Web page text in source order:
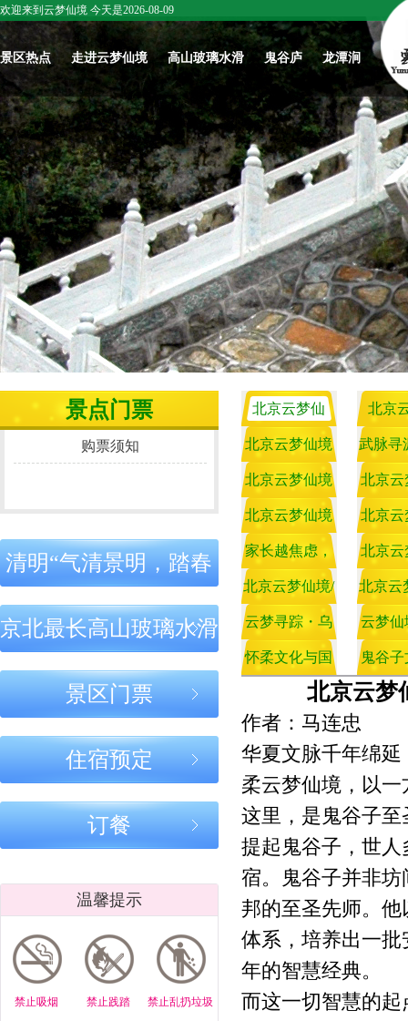
欢迎来到云梦仙境 今天是2026-08-09
景区热点
五一来云梦仙
境！赴一场山
野花海与心跳
冒险之约
庆六一，爱与
温暖共传递
最新活动
往期活动
景区新闻
北京云梦仙境
《祈愿记》
走进云梦仙境
春日开漂|北京
云梦仙境，高
山玻璃水滑踏
春上线啦！
关于我们
怀柔文化
云梦文化
名家作品赏
仙境赋
春日开漂|北京
云梦仙境，高
山玻璃水滑踏
春上线啦！
云梦仙境雪景
欣赏
云梦仙境讲坛3
云梦仙境讲坛1
仙境讲坛2
高山玻璃水滑 鬼谷庐
北京云梦仙
境：鬼谷子智
圣学宫，华夏
智慧一脉正宗
北京云梦仙境
｜智圣学宫：
鬼谷子开坛讲
学，育人成才
的千古道场
北京云梦仙境
｜鬼谷子处世
之道：守正于
心，处事有度
武脉寻源 文兴
未来 ——武林
名家聚首 共商
鬼谷武学传承
大计
北京云梦仙
｜鬼谷子成
之道：立心
正，行事稳
终能成
北京云梦仙境
｜鬼谷子成才
之道：以圣道
育人，以智慧
立身
北京云梦仙境
｜云梦仙境圣
迹：圣贤留
踪，文脉永续
北京云梦仙
｜鬼谷文脉
千年传承，
道流芳
北京云梦仙境
｜学鬼谷子，
贵在守正：心
正、言正、行
正
北京云梦仙
｜鬼谷智慧
家风家教：
身之本，传
之道
北京云梦仙境
｜鬼谷智慧与
当代人生：古
为今用，知行
合一
北京云梦仙境
｜鬼谷智慧：
内修心性，外
成事业
北京云梦仙
｜心怀圣贤
志，行走天
间——学习
谷智慧的现
北京云梦仙境
｜传承鬼谷正
道，弘扬中华
鬼谷子
鬼谷庐
怀柔云梦仙境
杯获奖诗联选
家长越焦虑
孩子越难教
鬼谷子一句
点破育儿病
云梦仙境鬼
北京云梦仙境
｜鬼谷正道育
儿：欲多则心
散 心安孩子自
北京云梦仙境/
鬼谷育儿正
道：作业拖拉
不用吼，按规
北京云梦仙
鬼谷子正道
儿：孩子上
走神，根在
龙潭涧
景点门票
购票须知
清明“气清景明，踏春
怀古”活动购票须知
京北最长高山玻璃水滑
景区门票
住宿预定
订餐
温馨提示
禁止吸烟 禁止践踏 禁止乱扔垃圾
北京云梦仙
境：鬼谷子智
圣学宫，华夏
智慧一脉正宗
北京
境：
地，
北京云梦仙境
｜鬼谷子处世
之道：守正于
心，处事有度
武脉寻
未来
名家聚
鬼谷
大
北京云梦仙境
｜鬼谷文脉：
千年传承，正
道流芳
北京
｜学
贵在
正、
北京云梦仙境
｜心怀圣贤
志，行走天地
间——学习鬼
谷智慧的现实
北京
｜传
道，
文
家长越焦虑，
孩子越难教！
鬼谷子一句话
点破育儿病根 |
云梦仙境鬼谷
正道育儿
北京
｜鬼
儿：
散 心
专
北京云梦仙境/
鬼谷正道育儿:
孩子怕失败，
是你没顺他“心
气”
北京云
鬼谷
儿：
叨，
云梦寻踪・乌
江问道 ——云
梦仙境鬼谷文
化与乌江寨渊
源考察记
云梦
净
怀柔文化与国
家“一带一
路”发展战略
鬼谷
文汇
谷子
趣
北京云梦
作者：马连忠
华夏文脉千年绵
柔云梦仙境，以
这里，是鬼谷子
提起鬼谷子，世
宿。鬼谷子并非
邦的至圣先师。
体系，培养出一
年的智慧经典。
而这一切智慧的